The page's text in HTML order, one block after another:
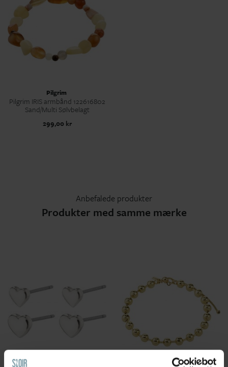
Pilgrim
Pilgrim IRIS armbånd 122616802
Sand/Multi Sølvbelagt
299,00 kr
Anbefalede produkter
Produkter med samme mærke